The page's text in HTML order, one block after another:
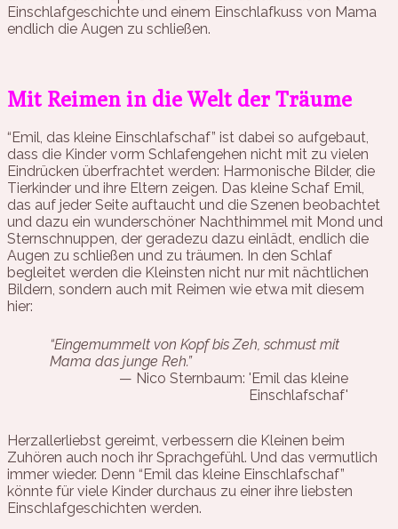
Einschlafgeschichte und einem Einschlafkuss von Mama
endlich die Augen zu schließen.
Mit Reimen in die Welt der Träume
“Emil, das kleine Einschlafschaf” ist dabei so aufgebaut,
dass die Kinder vorm Schlafengehen nicht mit zu vielen
Eindrücken überfrachtet werden: Harmonische Bilder, die
Tierkinder und ihre Eltern zeigen. Das kleine Schaf Emil,
das auf jeder Seite auftaucht und die Szenen beobachtet
und dazu ein wunderschöner Nachthimmel mit Mond und
Sternschnuppen, der geradezu dazu einlädt, endlich die
Augen zu schließen und zu träumen. In den Schlaf
begleitet werden die Kleinsten nicht nur mit nächtlichen
Bildern, sondern auch mit Reimen wie etwa mit diesem
hier:
“Eingemummelt von Kopf bis Zeh, schmust mit
Mama das junge Reh.”
Nico Sternbaum: 'Emil das kleine
Einschlafschaf'
Herzallerliebst gereimt, verbessern die Kleinen beim
Zuhören auch noch ihr Sprachgefühl. Und das vermutlich
immer wieder. Denn “Emil das kleine Einschlafschaf”
könnte für viele Kinder durchaus zu einer ihre liebsten
Einschlafgeschichten werden.